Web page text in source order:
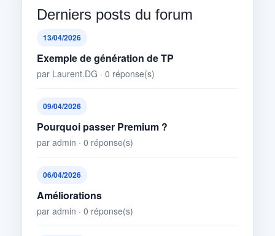
Derniers posts du forum
13/04/2026
Exemple de génération de TP
par Laurent.DG · 0 réponse(s)
09/04/2026
Pourquoi passer Premium ?
par admin · 0 réponse(s)
06/04/2026
Améliorations
par admin · 0 réponse(s)